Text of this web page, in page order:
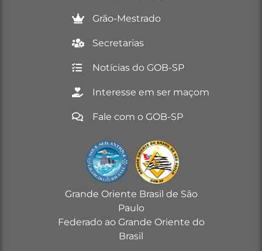
Grão-Mestrado
Secretarias
Notícias do GOB-SP
Interesse em ser maçom
Fale com o GOB-SP
Grande Oriente Brasil de São
Paulo
Federado ao Grande Oriente do
Brasil